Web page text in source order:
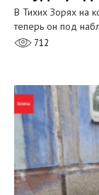
В Тихих Зорях на
теперь он под
712